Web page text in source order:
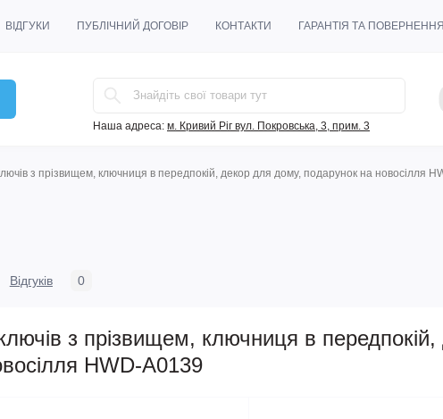
ВІДГУКИ ПУБЛІЧНИЙ ДОГОВІР КОНТАКТИ ГАРАНТІЯ ТА ПОВЕРНЕННЯ
Наша адреса: м. Кривий Ріг вул. Покровська, 3, прим. 3
з прізвищем, ключниця в передпокій, декор для дому, подарунок на новосілля
Відгуків 0
з прізвищем, ключниця в
HWD-A0139